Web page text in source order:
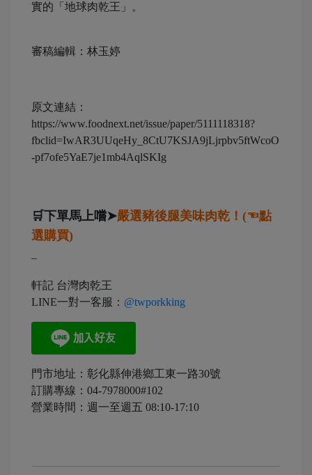
實的「地球肉乾王」。
審稿編輯：林玉婷
原文連結：
https://www.foodnext.net/issue/paper/5111118318?
fbclid=IwAR3UUqeHy_8CtU7KSJA9jLjrpbv5ftWcoO
-pf7ofe5YaE7je1mb4AqlSKIg
🛒下單馬上嚐➤嚴選豬後腿美味肉乾！(☜點
選購買)
–
軒記 台灣肉乾王
LINE一對一客服： @twporkking
門市地址：彰化縣伸港鄉工東一路30號
訂購專線：04-7978000#102
營業時間：週一至週五 08:10-17:10